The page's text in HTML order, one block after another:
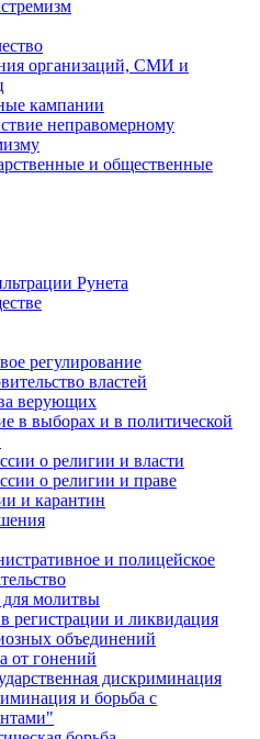
организаций, СМИ и
кампании
неправомерному
и общественные
Рунета
регулирование
властей
верующих
в выборах и в политической
о религии и власти
о религии и праве
и карантин
и полицейское
молитвы
регистрации и ликвидация
объединений
от гонений
дискриминация
и борьба с